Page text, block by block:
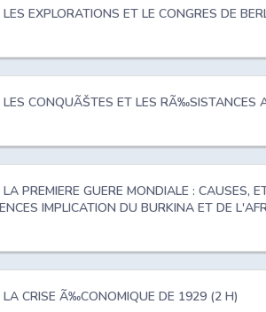
EXPLORATIONS ET LE CONGRES DE
CONQUÃŠTES ET LES RÃ‰SISTANCES
PREMIERE GUERE MONDIALE : CAUSES,
IMPLICATION DU BURKINA ET DE
CRISE Ã‰CONOMIQUE DE 1929 (2 H)